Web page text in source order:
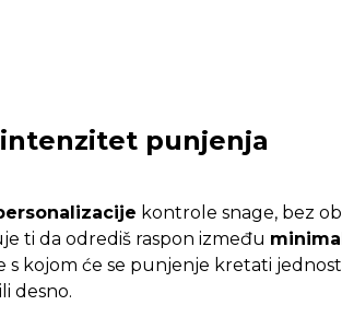
punjenja
kontrole snage, bez
ti da odrediš raspon između
s kojom će se punjenje kretati
desno.